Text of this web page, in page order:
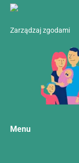
Zarządzaj zgodami
Menu